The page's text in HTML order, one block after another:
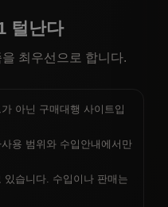
털난다
최우선으로 합니다.
아닌 구매대행 사이트입
용 범위와 수입안내에서만
습니다. 수입이나 판매는